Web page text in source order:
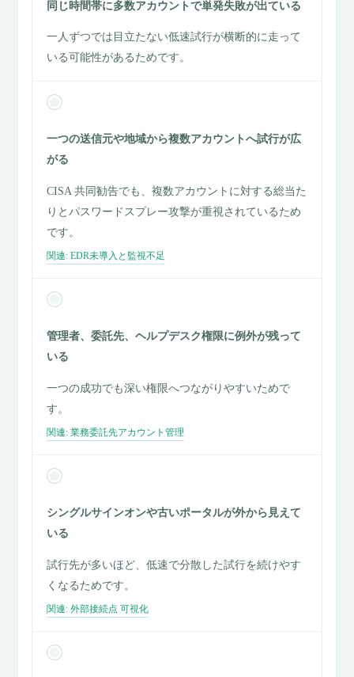
同じ時間帯に多数アカウントで単発失敗が出ている
一人ずつでは目立たない低速試行が横断的に走って
いる可能性があるためです。
一つの送信元や地域から複数アカウントへ試行が広
がる
CISA 共同勧告でも、複数アカウントに対する総当た
りとパスワードスプレー攻撃が重視されているため
です。
関連: EDR未導入と監視不足
管理者、委託先、ヘルプデスク権限に例外が残って
いる
一つの成功でも深い権限へつながりやすいためで
す。
関連: 業務委託先アカウント管理
シングルサインオンや古いポータルが外から見えて
いる
試行先が多いほど、低速で分散した試行を続けやす
くなるためです。
関連: 外部接続点 可視化